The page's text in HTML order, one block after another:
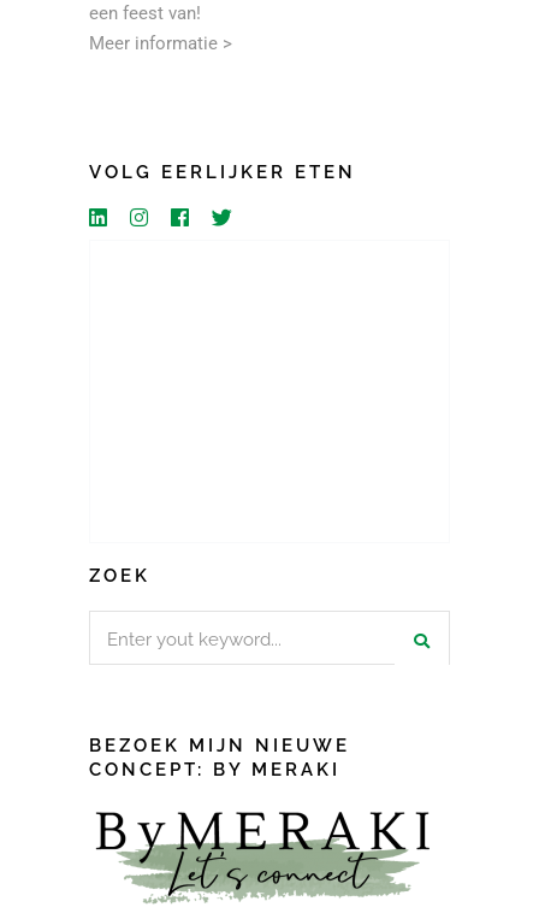
een feest van!
Meer informatie >
VOLG EERLIJKER ETEN
ZOEK
BEZOEK MIJN NIEUWE
CONCEPT: BY MERAKI